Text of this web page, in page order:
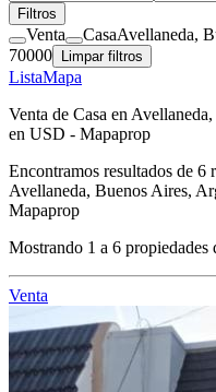
Filtros
Venta CasaAvellaneda,
70000
Limpar filtros
ListaMapa
Venta de Casa en
en USD - Mapaprop
Encontramos resultados de 6
Avellaneda, Buenos Aires,
Mapaprop
Mostrando 1 a 6 propiedades
Venta